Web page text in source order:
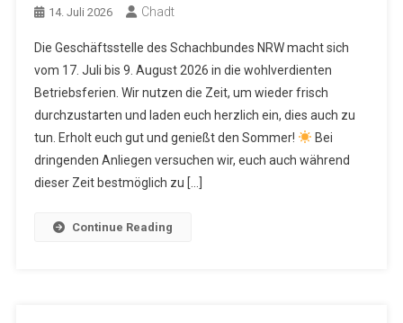
14. Juli 2026 Chadt
Die Geschäftsstelle des Schachbundes NRW macht sich
vom 17. Juli bis 9. August 2026 in die wohlverdienten
Betriebsferien. Wir nutzen die Zeit, um wieder frisch
durchzustarten und laden euch herzlich ein, dies auch zu
tun. Erholt euch gut und genießt den Sommer!
Bei
dringenden Anliegen versuchen wir, euch auch während
dieser Zeit bestmöglich zu […]
Continue Reading